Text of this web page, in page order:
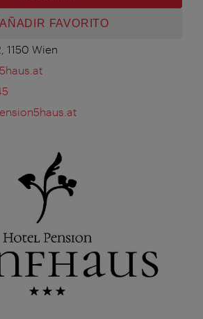
AÑADIR FAVORITO
1150 Wien